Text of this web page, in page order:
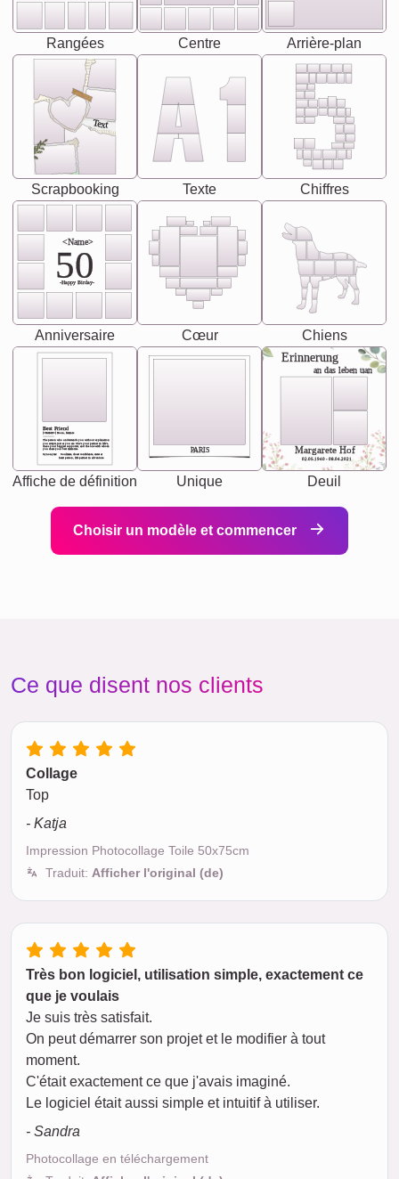
Rangées Centre Arrière-plan
Text
Scrapbooking Texte Chiffres
<Name>
50
-Happy Birday-
Anniversaire Cœur Chiens
Best Friend
[<NAME>] Noun, feminie
Synonyms: Soulmate, closet confidante, sister at
heart person, life partner in adventure.
The person who understands you without explanation
you accepts just as you are. She's your partner in life's,
chaos your biggest supporter, and the one with whom
you share your best memories.
Affiche de définition
PARIS
Unique
Erinnerung
an das leben uan
Margarete Hof
02.05.1940 - 08.04.2021
Deuil
Choisir un modèle et commencer
Ce que disent nos clients
Collage
Top
- Katja
Impression Photocollage Toile 50x75cm
Traduit: Afficher l'original (de)
Très bon logiciel, utilisation simple, exactement ce
que je voulais
Je suis très satisfait.
On peut démarrer son projet et le modifier à tout
moment.
C'était exactement ce que j'avais imaginé.
Le logiciel était aussi simple et intuitif à utiliser.
- Sandra
Photocollage en téléchargement